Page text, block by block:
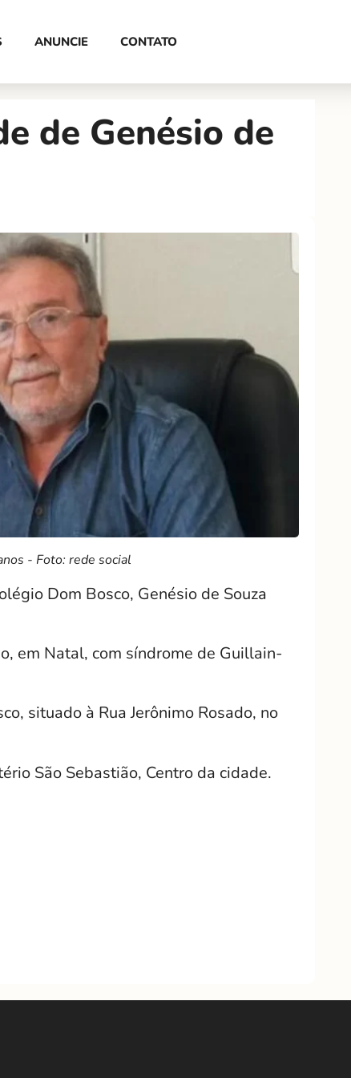
ANUNCIE CONTATO
de Genésio de
- Foto: rede social
Dom Bosco, Genésio de Souza
em Natal, com síndrome de Guillain-
situado à Rua Jerônimo Rosado, no
São Sebastião, Centro da cidade.